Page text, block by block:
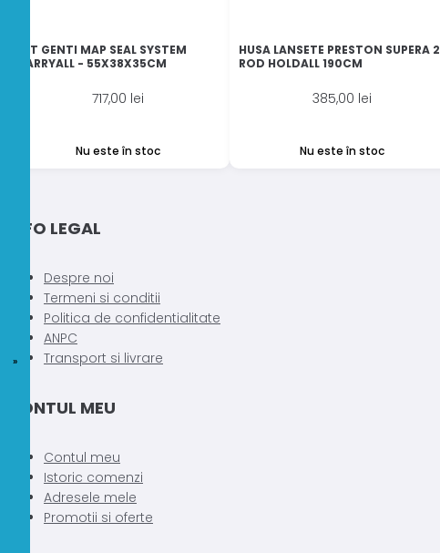
SET GENTI MAP SEAL SYSTEM
CARRYALL - 55X38X35CM
717,00 lei
Nu este în stoc
HUSA LANSETE PRESTON SUPERA 2
ROD HOLDALL 190CM
385,00 lei
Nu este în stoc
INFO LEGAL
Despre noi
Termeni si conditii
Politica de confidentialitate
ANPC
Transport si livrare
CONTUL MEU
Contul meu
Istoric comenzi
Adresele mele
Promotii si oferte